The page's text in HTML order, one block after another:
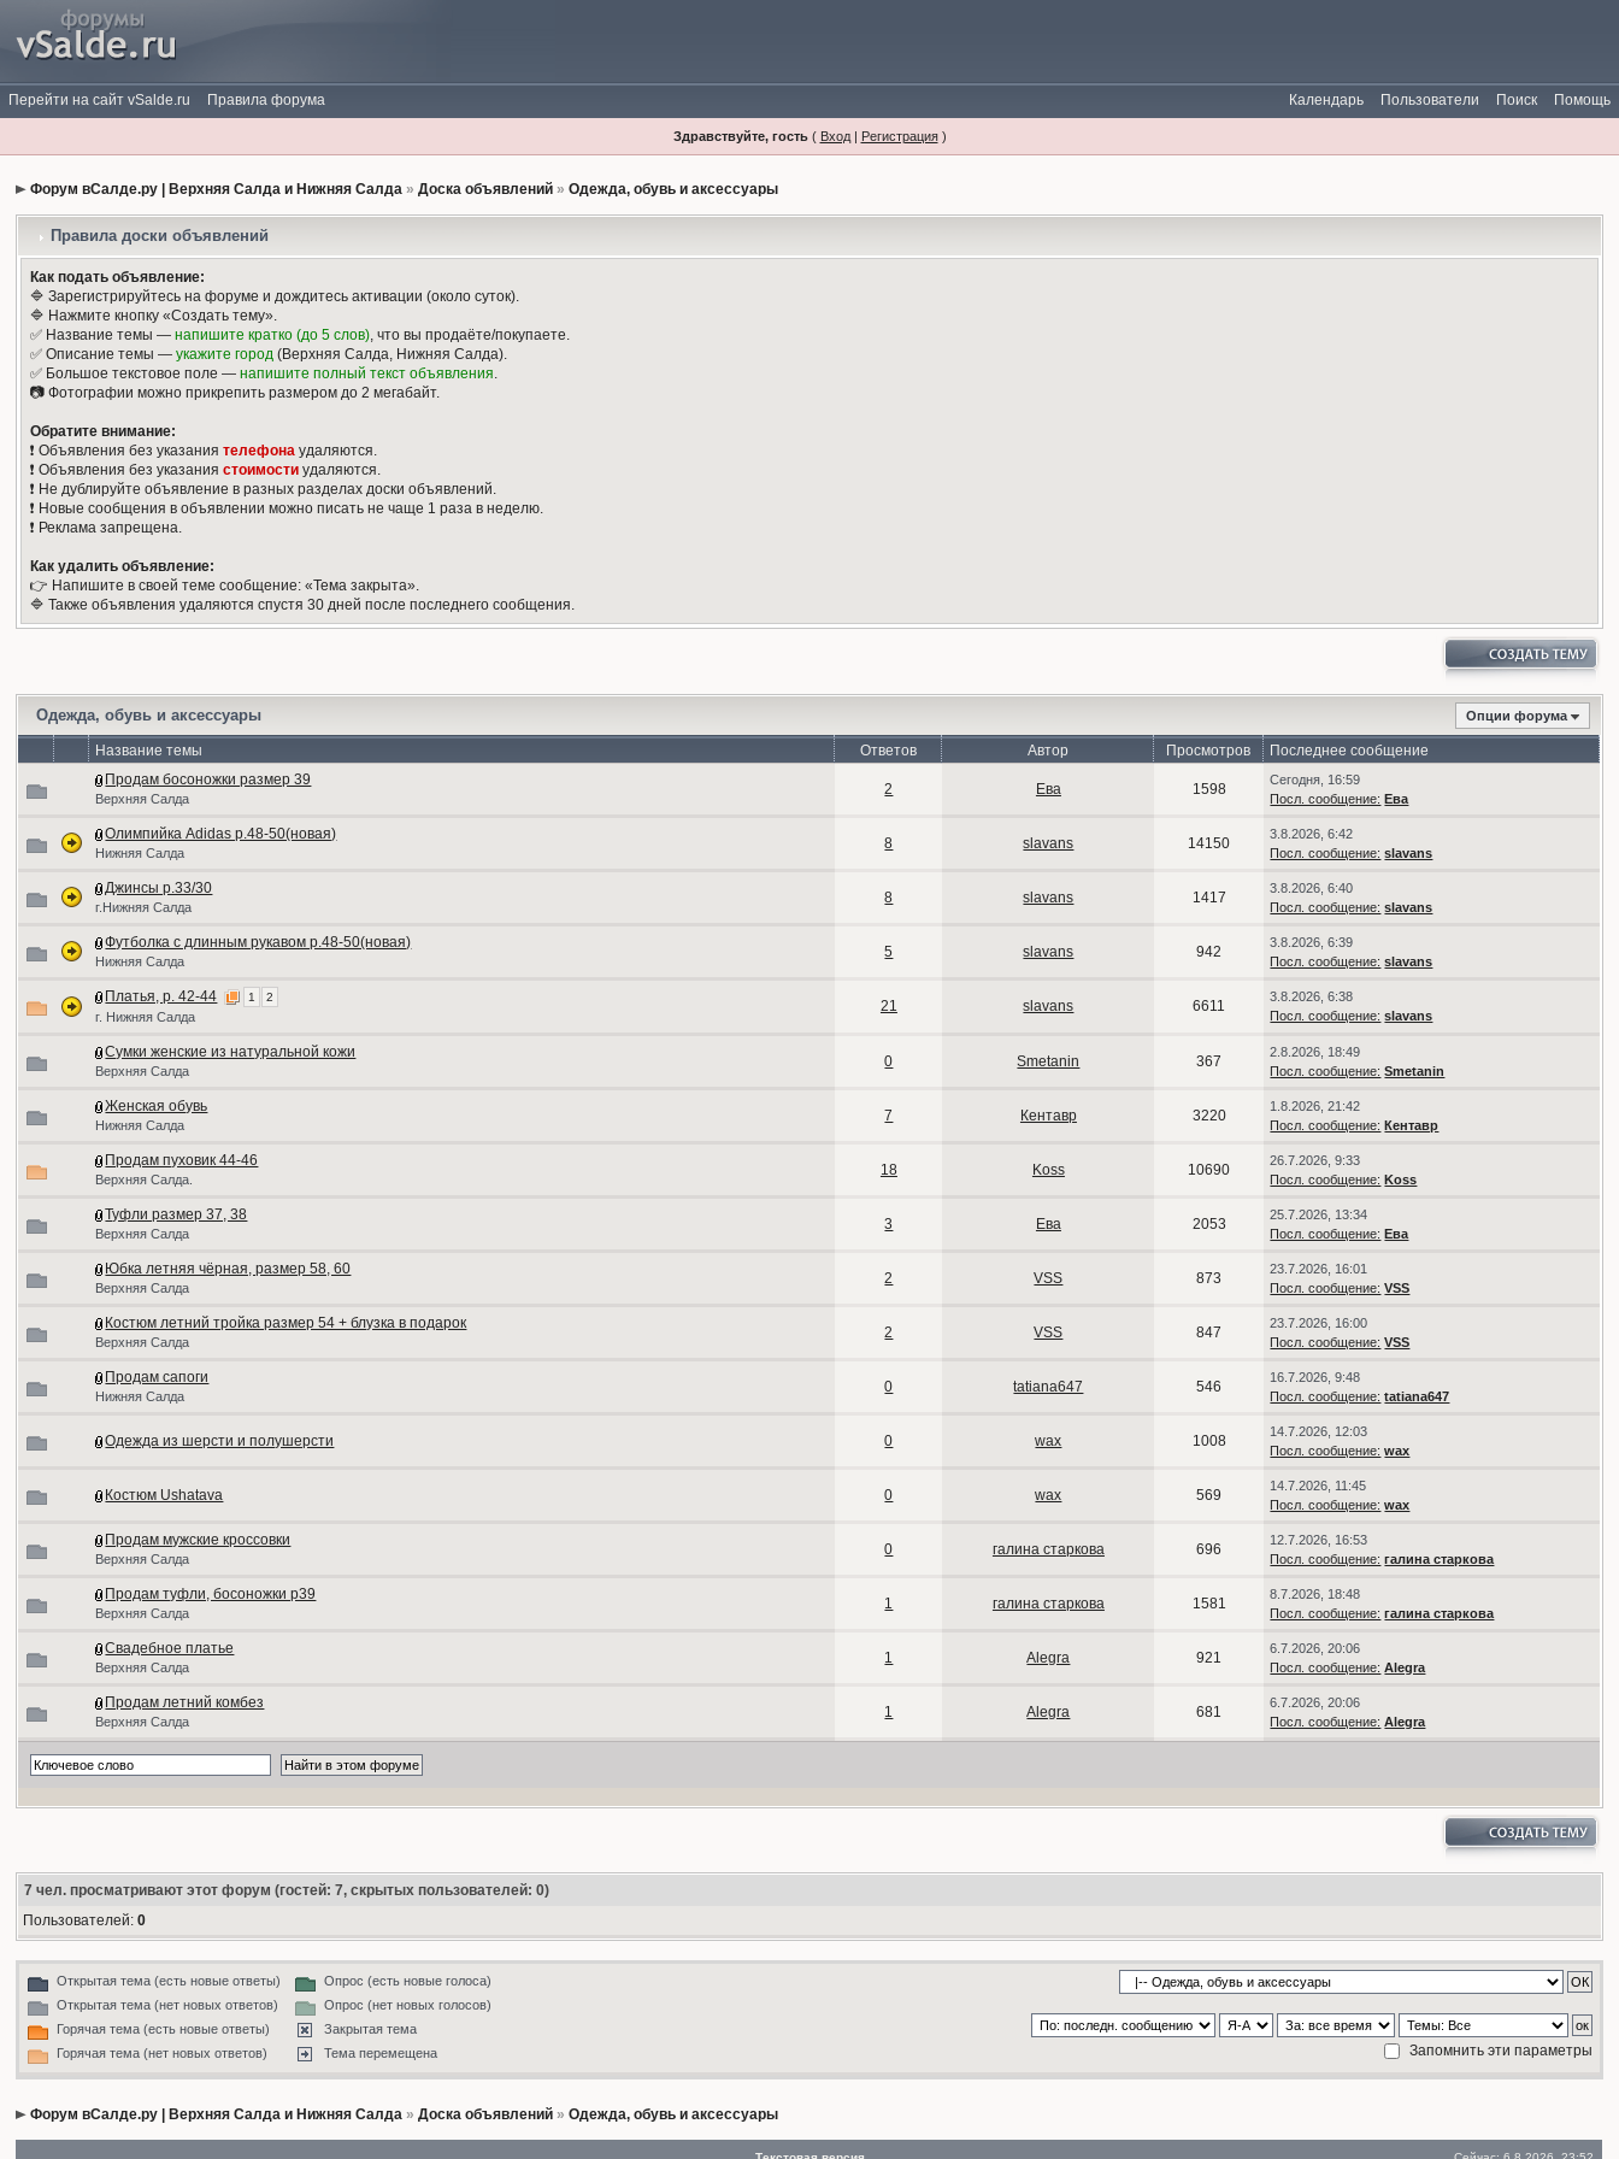
Перейти на сайт vSalde.ru Правила форума Помощь
Поиск
Пользователи
Календарь
Здравствуйте, гость( Вход| Регистрация)
Форум вСалде.ру | Верхняя Салда и Нижняя Салда »Доска объявлений »Одежда, обувь и аксессуары
Правила доски объявлений
Как подать объявление:
🔷 Зарегистрируйтесь на форуме и дождитесь активации (около суток).
🔷 Нажмите кнопку «Создать тему».
✅ Название темы —напишите кратко (до 5 слов), что вы продаёте/покупаете.
✅ Описание темы —укажите город (Верхняя Салда, Нижняя Салда).
✅ Большое текстовое поле —напишите полный текст объявления.
📷 Фотографии можно прикрепить размером до 2 мегабайт.
Обратите внимание:
❗️ Объявления без указаниятелефона удаляются.
❗️ Объявления без указаниястоимости удаляются.
❗️ Не дублируйте объявление в разных разделах доски объявлений.
❗️ Новые сообщения в объявлении можно писать не чаще 1 раза в неделю.
❗️ Реклама запрещена.
Как удалить объявление:
👉 Напишите в своей теме сообщение: «Тема закрыта».
🔷 Также объявления удаляются спустя 30 дней после последнего сообщения.
Одежда, обувь и аксессуары Опции форума
Название темы Ответов Автор Просмотров
Последнее сообщение
Продам босоножки размер 39
Верхняя Салда
2 Ева 1598
Сегодня, 16:59
Посл. сообщение: Ева
Олимпийка Adidas р.48-50(новая)
Нижняя Салда
8 slavans 14150
3.8.2026, 6:42
Посл. сообщение: slavans
Джинсы р.33/30
г.Нижняя Салда
8 slavans 1417
3.8.2026, 6:40
Посл. сообщение: slavans
Футболка с длинным рукавом р.48-50(новая)
Нижняя Салда
5 slavans 942
3.8.2026, 6:39
Посл. сообщение: slavans
Платья, р. 42-44 1 2
г. Нижняя Салда
21 slavans 6611
3.8.2026, 6:38
Посл. сообщение: slavans
Сумки женские из натуральной кожи
Верхняя Салда
0 Smetanin 367
2.8.2026, 18:49
Посл. сообщение: Smetanin
Женская обувь
Нижняя Салда
7 Кентавр 3220
1.8.2026, 21:42
Посл. сообщение: Кентавр
Продам пуховик 44-46
Верхняя Салда.
18 Koss 10690
26.7.2026, 9:33
Посл. сообщение: Koss
Туфли размер 37, 38
Верхняя Салда
3 Ева 2053
25.7.2026, 13:34
Посл. сообщение: Ева
Юбка летняя чёрная, размер 58, 60
Верхняя Салда
2 VSS 873
23.7.2026, 16:01
Посл. сообщение: VSS
Костюм летний тройка размер 54 + блузка в подарок
Верхняя Салда
2 VSS 847
23.7.2026, 16:00
Посл. сообщение: VSS
Продам сапоги
Нижняя Салда
0 tatiana647 546
16.7.2026, 9:48
Посл. сообщение: tatiana647
Одежда из шерсти и полушерсти 0 wax 1008
14.7.2026, 12:03
Посл. сообщение: wax
Костюм Ushatava 0 wax 569
14.7.2026, 11:45
Посл. сообщение: wax
Продам мужские кроссовки
Верхняя Салда
0 галина старкова 696
12.7.2026, 16:53
Посл. сообщение: галина старкова
Продам туфли, босоножки р39
Верхняя Салда
1 галина старкова 1581
8.7.2026, 18:48
Посл. сообщение: галина старкова
Свадебное платье
Верхняя Салда
1 Alegra 921
6.7.2026, 20:06
Посл. сообщение: Alegra
Продам летний комбез
Верхняя Салда
1 Alegra 681
6.7.2026, 20:06
Посл. сообщение: Alegra
7 чел. просматривают этот форум (гостей: 7, скрытых пользователей: 0)
Пользователей:0
Открытая тема (есть новые ответы)
Открытая тема (нет новых ответов)
Горячая тема (есть новые ответы)
Горячая тема (нет новых ответов)
Опрос (есть новые голоса)
Опрос (нет новых голосов)
Закрытая тема
Тема перемещена
Запомнить эти параметры
Форум вСалде.ру | Верхняя Салда и Нижняя Салда »Доска объявлений »Одежда, обувь и аксессуары